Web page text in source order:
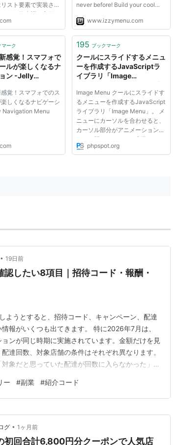
スト要素で実装され
ベルを日本語に変更す
マイズも可能です。
never before! Build your cool
single line of code! What is
Online Menu Builder, which
DHTML m...
www.izzymenu.com
マーク
感覚！スマフォで
ルが楽しくなるナ
ン -Jelly
覚！スマフォでのス
しくなるナビゲーシ
Navigation Menu
195 ブックマーク
クールにスライドするメニュ
ーを作成するJavaScriptラ
イブラリ「Image
Image Menu クールにスライドす
るメニューを作成するJavaScript
ライブラリ「Image Menu」。 メ
ニューにカーソルを合わせると、
カーソル部分がアニメーションし
ながら開くメニューを実装できま
す。。 画像を変えれば、よりク
phpspot.org
• 19日前
したい8項目｜招待コード・報酬・
ようとすると、招待コード、キャンペーン、配達
報がいくつも出てきます。 特に2026年7月は、
ンが同じ時期に実施されています。金額だけを見
達回数、対象店舗の条件はそれぞれ異なります。
象だと思っていた配達が回数に入らなかった」と
件、登録方法、配達エリア、報酬の仕組み、初
すが、men…
ー #副業 #紹介コード
グ • 1ヶ月前
初回合計6,800円分クーポンで人気店